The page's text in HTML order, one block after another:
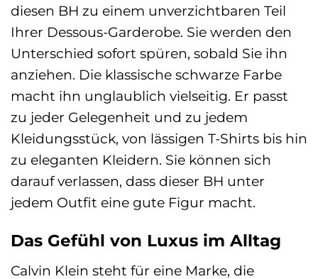
diesen BH zu einem unverzichtbaren Teil
Ihrer Dessous-Garderobe. Sie werden den
Unterschied sofort spüren, sobald Sie ihn
anziehen. Die klassische schwarze Farbe
macht ihn unglaublich vielseitig. Er passt
zu jeder Gelegenheit und zu jedem
Kleidungsstück, von lässigen T-Shirts bis hin
zu eleganten Kleidern. Sie können sich
darauf verlassen, dass dieser BH unter
jedem Outfit eine gute Figur macht.
Das Gefühl von Luxus im Alltag
Calvin Klein steht für eine Marke, die